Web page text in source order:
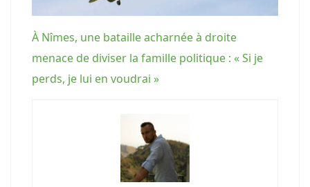
À Nîmes, une bataille acharnée à droite
menace de diviser la famille politique : « Si je
perds, je lui en voudrai »